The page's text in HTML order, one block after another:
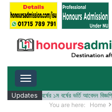
Toggle navigation
Updates
২৬ শিক্ষাবর্ষের ১ম বর্ষের ভর্তি আবেদন বিজ্ঞপ্তি
You are here: Home